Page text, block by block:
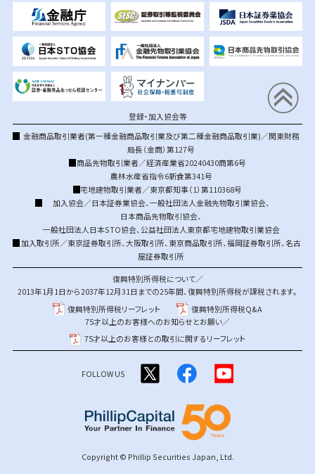
登録・加入協会等
金融商品取引業者(第一種金融商品取引業及び第二種金融商品取引業)／関東財務
局長（金商）第127号
商品先物取引業者／経済産業省20240430商第6号
農林水産省指令6新食第341号
宅地建物取引業者／東京都知事（1）第110368号
加入協会／日本証券業協会、 一般社団法人金融先物取引業協会、
日本商品先物取引協会、
一般社団法人日本STO協会、 公益社団法人東京都宅地建物取引業協会
加入取引所／東京証券取引所、大阪取引所、 東京商品取引所、福岡証券取引所、名古
屋証券取引所
復興特別所得税について／
2013年1月1日から2037年12月31日までの25年間、復興特別所得税が課税されます。
復興特別所得税リーフレット
復興特別所得税Q&A
75才以上のお客様へのお知らせとお願い／
75才以上のお客様との取引に関するリーフレット
FOLLOW US
Copyright © Phillip Securities Japan, Ltd.